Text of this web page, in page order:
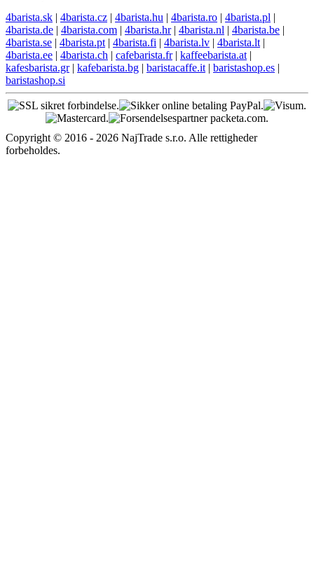
4barista.sk | 4barista.cz | 4barista.hu | 4barista.ro | 4barista.pl |
4barista.de | 4barista.com | 4barista.hr| 4barista.nl | 4barista.be |
4barista.se | 4barista.pt | 4barista.fi | 4barista.lv | 4barista.lt |
4barista.ee | 4barista.ch | cafebarista.fr| kaffeebarista.at |
kafesbarista.gr| kafebarista.bg | baristacaffe.it | baristashop.es |
baristashop.si
Copyright © 2016 - 2026 NajTrade s.r.o. Alle rettigheder
forbeholdes.